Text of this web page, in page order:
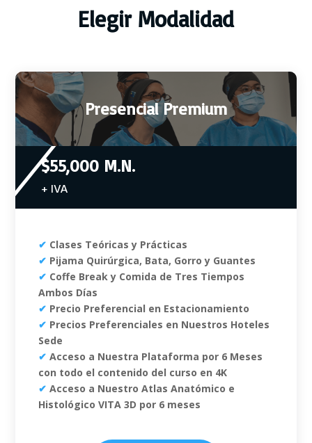
Elegir Modalidad
Presencial Premium
$55,000 M.N.
+ IVA
✔ Clases Teóricas y Prácticas
✔ Pijama Quirúrgica, Bata, Gorro y Guantes
✔ Coffe Break y Comida de Tres Tiempos
Ambos Días
✔ Precio Preferencial en Estacionamiento
✔ Precios Preferenciales en Nuestros Hoteles
Sede
✔ Acceso a Nuestra Plataforma por 6 Meses
con todo el contenido del curso en 4K
✔ Acceso a Nuestro Atlas Anatómico e
Histológico VITA 3D por 6 meses